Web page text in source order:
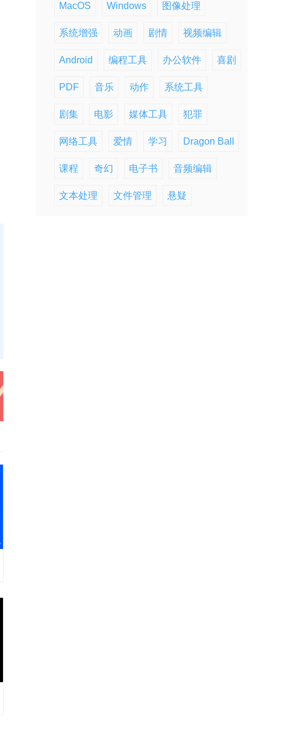
MacOS Windows 图像处理
系统增强 动画 剧情 视频编辑
Android 编程工具 办公软件 喜剧
PDF 音乐 动作 系统工具
剧集 电影 媒体工具 犯罪
网络工具 爱情 学习 Dragon Ball
课程 奇幻 电子书 音频编辑
文本处理 文件管理 悬疑